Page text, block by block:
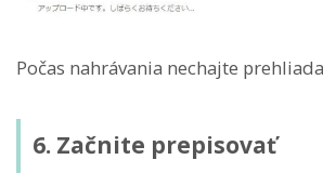
Počas nahrávania nechajte
6. Začnite prepisovať